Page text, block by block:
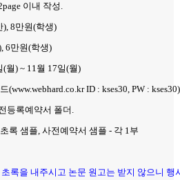
이내 작성 .
), 8만원(학생)
6만원(학생)
(월) ~ 11월 17일(월)
(www.webhard.co.krID : kses30, PW :
등록예약서 폴더 .
록 샘플,사전예약서 샘플 - 각 1부
록을 내주시고 논문 원고는 받지 않으니 행